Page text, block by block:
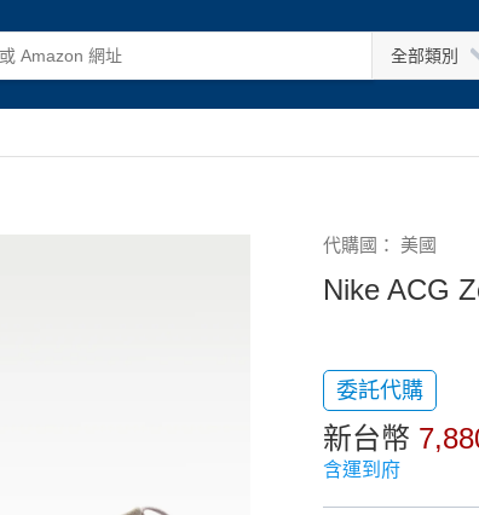
全部類別
代購國： 美國
Nike ACG
委託代購
新台幣
含運到府